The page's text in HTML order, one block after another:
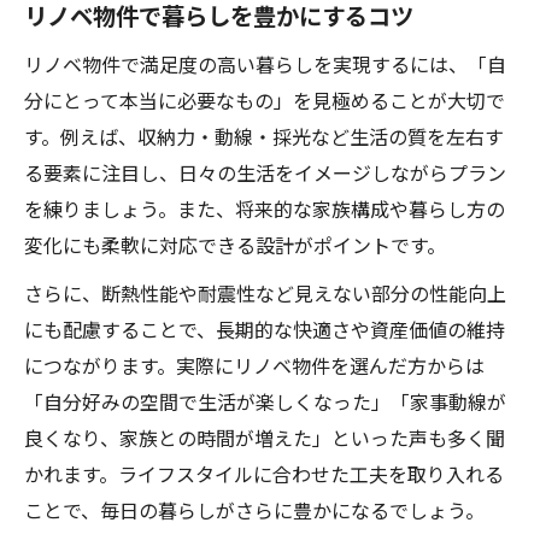
リノベ物件で暮らしを豊かにするコツ
リノベ物件で満足度の高い暮らしを実現するには、「自
分にとって本当に必要なもの」を見極めることが大切で
す。例えば、収納力・動線・採光など生活の質を左右す
る要素に注目し、日々の生活をイメージしながらプラン
を練りましょう。また、将来的な家族構成や暮らし方の
変化にも柔軟に対応できる設計がポイントです。
さらに、断熱性能や耐震性など見えない部分の性能向上
にも配慮することで、長期的な快適さや資産価値の維持
につながります。実際にリノベ物件を選んだ方からは
「自分好みの空間で生活が楽しくなった」「家事動線が
良くなり、家族との時間が増えた」といった声も多く聞
かれます。ライフスタイルに合わせた工夫を取り入れる
ことで、毎日の暮らしがさらに豊かになるでしょう。